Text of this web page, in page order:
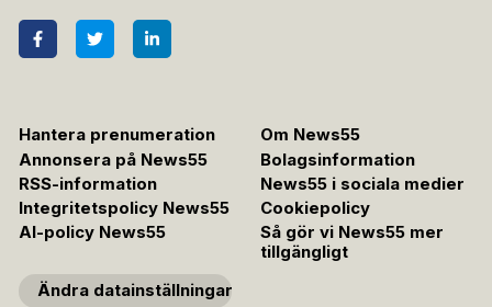
Hantera prenumeration
Om News55
Annonsera på News55
Bolagsinformation
RSS-information
News55 i sociala medier
Integritetspolicy News55
Cookiepolicy
AI-policy News55
Så gör vi News55 mer
tillgängligt
Ändra datainställningar